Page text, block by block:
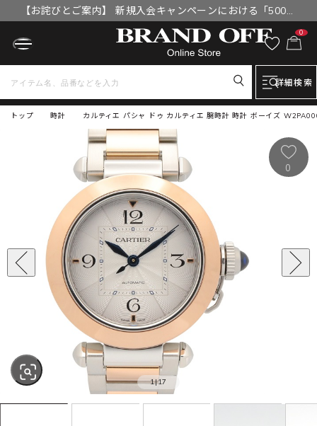
【お詫びとご案内】 新規入会キャンペーンにおける「500円
OFFクーポン」付与漏れと補填について
0
詳細検索
トップ カルティエ パシャ ドゥ カルティエ 腕時計 時計 ボーイズ
時計
1|17
0